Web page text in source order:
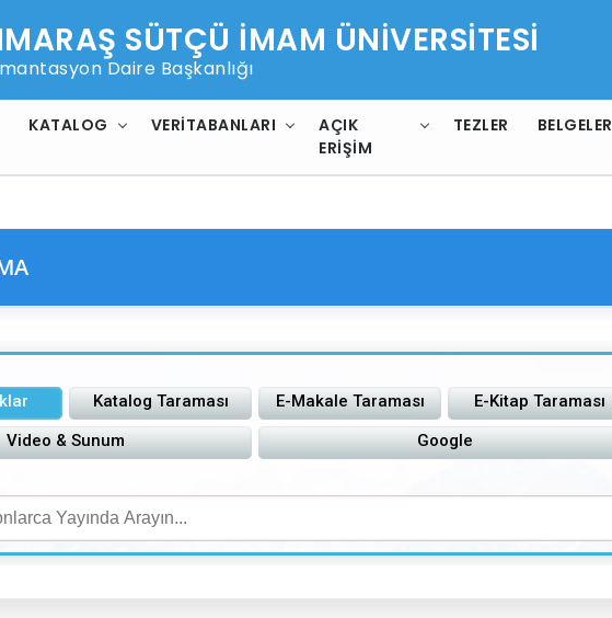
SÜTÇÜ İMAM ÜNİVERSİTESİ
Daire Başkanlığı
KATALOG VERITABANLARI
AÇIK
ERIŞIM
TEZLER BELGELER